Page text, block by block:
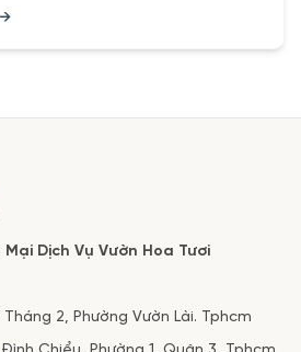
Dịch Vụ Vườn Hoa Tươi
2, Phường Vườn Lài. Tphcm